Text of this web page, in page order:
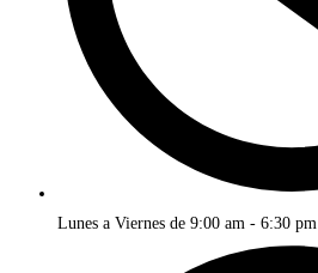
Lunes a Viernes de 9:00 am - 6:30 pm